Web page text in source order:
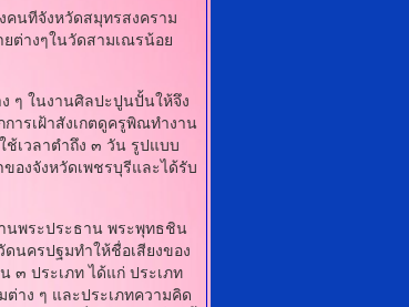
นทีจังหวัดสมุทรสงคราม
ต่างๆในวัดสามเณรน้อย
ในงานศิลปะปูนปั้นให้จึง
ารเฝ้าสังเกตดูครูพิณทํางาน
ช้เวลาตําถึง ๓ วัน รูปแบบ
องจังหวัดเพชรบุรีและได้รับ
พระประธาน พระพุทธชิน
นครปฐมทําให้ชื่อเสียงของ
๓ ประเภท ได้แก่ ประเภท
าง ๆ และประเภทความคิด